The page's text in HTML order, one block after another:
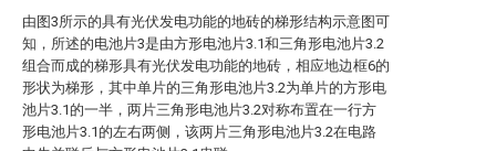
由图3所示的具有光伏发电功能的地砖的梯形结构示意图可
知，所述的电池片3是由方形电池片3.1和三角形电池片3.2
组合而成的梯形具有光伏发电功能的地砖，相应地边框6的
形状为梯形，其中单片的三角形电池片3.2为单片的方形电
池片3.1的一半，两片三角形电池片3.2对称布置在一行方
形电池片3.1的左右两侧，该两片三角形电池片3.2在电路